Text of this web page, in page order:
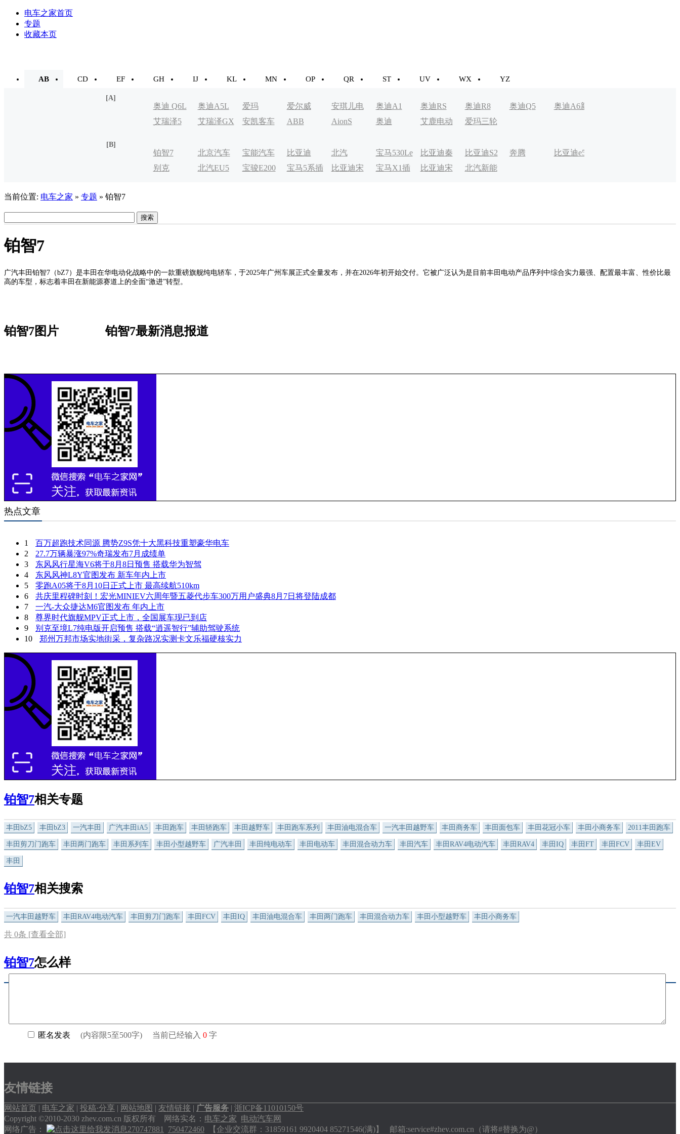
电车之家首页
专题
收藏本页
AB CD EF GH IJ KL MN OP QR ST UV WX YZ
[A]
奥迪 Q6L
e-tron
奥迪A5L 爱玛 爱尔威 安琪儿电
动车
奥迪A1 奥迪RS 奥迪R8 奥迪Q5 奥迪A6新
艾瑞泽5
艾瑞泽GX 安凯客车 ABB AionS 奥迪 艾鹿电动 爱玛三轮
[B]
铂智7 北京汽车
制造厂
宝能汽车 比亚迪 北汽
EV200
宝马530Le 比亚迪秦
EV
比亚迪S2 奔腾 比亚迪e5
别克 北汽EU5 宝骏E200 宝马5系插 比亚迪宋 宝马X1插 比亚迪宋 北汽新能
当前位置: 电车之家 » 专题 » 铂智7
铂智7
广汽丰田铂智7（bZ7）是丰田在华电动化战略中的一款重磅旗舰纯电轿车，于2025年广州车展正式全量发布，并在2026年初开始交付。它被广泛认为是目前丰田电动产品序列中综合实力最强、配置最丰富、性价比最
高的车型，标志着丰田在新能源赛道上的全面“激进”转型。
铂智7图片 铂智7最新消息报道
热点文章
1
百万超跑技术同源 腾势Z9S凭十大黑科技重塑豪华电车
2
27.7万辆暴涨97%奇瑞发布7月成绩单
3
东风风行星海V6将于8月8日预售 搭载华为智驾
4
东风风神L8Y官图发布 新车年内上市
5
零跑A05将于8月10日正式上市 最高续航510km
6
共庆里程碑时刻！宏光MINIEV六周年暨五菱代步车300万用户盛典8月7日将登陆成都
7
一汽-大众捷达M6官图发布 年内上市
8
尊界时代旗舰MPV正式上市，全国展车现已到店
9
别克至境L7纯电版开启预售 搭载“逍遥智行”辅助驾驶系统
10
郑州万邦市场实地街采，复杂路况实测卡文乐福硬核实力
铂智7相关专题
丰田bZ5 丰田bZ3 一汽丰田 广汽丰田iA5 丰田跑车 丰田轿跑车 丰田越野车 丰田跑车系列 丰田油电混合车 一汽丰田越野车 丰田商务车 丰田面包车 丰田花冠小车 丰田小商务车 2011丰田跑车
丰田剪刀门跑车 丰田两门跑车 丰田系列车 丰田小型越野车 广汽丰田 丰田纯电动车 丰田电动车 丰田混合动力车 丰田汽车 丰田RAV4电动汽车 丰田RAV4 丰田IQ 丰田FT 丰田FCV 丰田EV
丰田
铂智7相关搜索
一汽丰田越野车 丰田RAV4电动汽车 丰田剪刀门跑车 丰田FCV 丰田IQ 丰田油电混合车 丰田两门跑车 丰田混合动力车 丰田小型越野车 丰田小商务车
共 0条 [查看全部]
铂智7怎么样
友情链接
网站首页 | 电车之家 | 投稿·分享 | 网站地图 | 友情链接 | 广告服务 | 浙ICP备11010150号
Copyright ©2010-2030 zhev.com.cn 版权所有 网络实名： 电车之家 电动汽车网
网络广告：
270747881 750472460 【企业交流群：31859161 9920404 85271546(满)】 邮箱:service#zhev.com.cn（请将#替换为@）